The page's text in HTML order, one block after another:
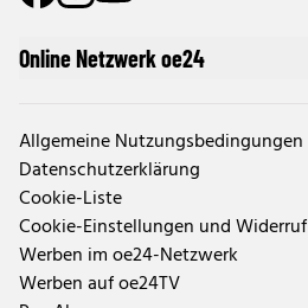
Online Netzwerk oe24
Allgemeine Nutzungsbedingungen
Datenschutzerklärung
Cookie-Liste
Cookie-Einstellungen und Widerruf
Werben im oe24-Netzwerk
Werben auf oe24TV